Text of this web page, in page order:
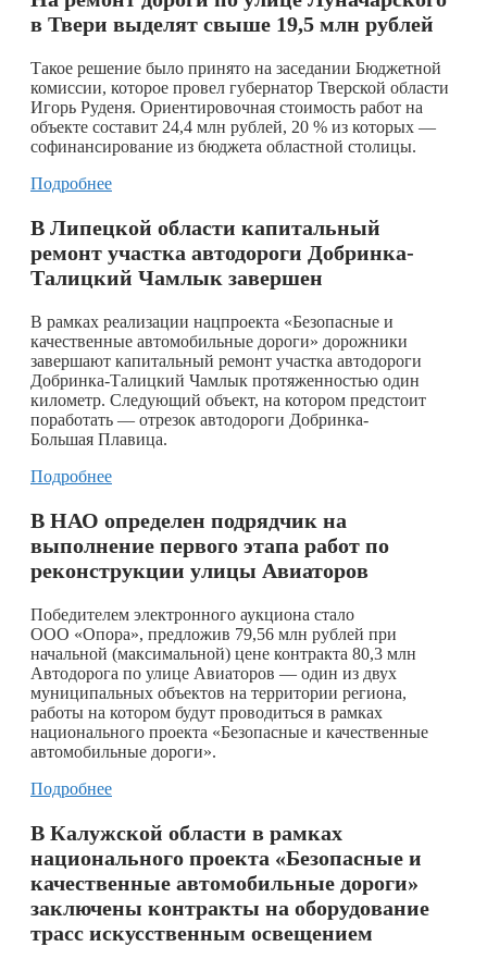
в Твери выделят свыше 19,5 млн рублей
Такое решение было принято на заседании Бюджетной
комиссии, которое провел губернатор Тверской области
Игорь Руденя. Ориентировочная стоимость работ на
объекте составит 24,4 млн рублей, 20 % из которых —
софинансирование из бюджета областной столицы.
Подробнее
В Липецкой области капитальный
ремонт участка автодороги Добринка-
Талицкий Чамлык завершен
В рамках реализации нацпроекта «Безопасные и
качественные автомобильные дороги» дорожники
завершают капитальный ремонт участка автодороги
Добринка-Талицкий Чамлык протяженностью один
километр. Следующий объект, на котором предстоит
поработать — отрезок автодороги Добринка-
Большая Плавица.
Подробнее
В НАО определен подрядчик на
выполнение первого этапа работ по
реконструкции улицы Авиаторов
Победителем электронного аукциона стало
ООО «Опора», предложив 79,56 млн рублей при
начальной (максимальной) цене контракта 80,3 млн
Автодорога по улице Авиаторов — один из двух
муниципальных объектов на территории региона,
работы на котором будут проводиться в рамках
национального проекта «Безопасные и качественные
автомобильные дороги».
Подробнее
В Калужской области в рамках
национального проекта «Безопасные и
качественные автомобильные дороги»
заключены контракты на оборудование
трасс искусственным освещением